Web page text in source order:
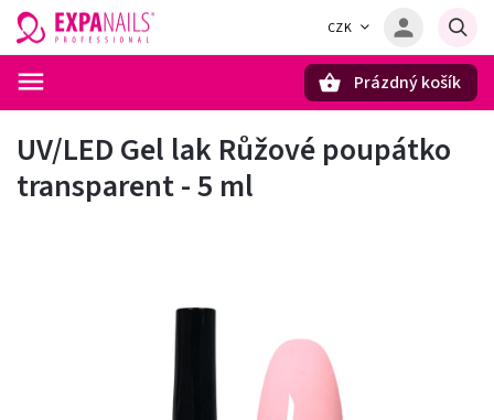
CZK
Prázdný košík
UV/LED Gel lak Růžové poupátko
transparent - 5 ml